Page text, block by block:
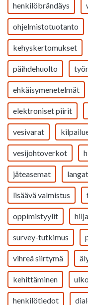
henkilöbrändäys
ohjelmistotuotanto
kehyskertomukset
päihdehuolto
ehkäisymenetelmät
elektroniset piirit
vesivarat
vesijohtoverkot
jäteasemat
lisäävä valmistus
oppimistyylit
survey-tutkimus
vihreä siirtymä
kehittäminen
henkilötiedot